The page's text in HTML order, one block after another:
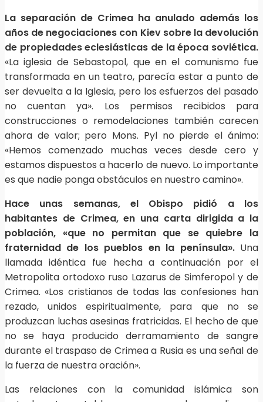
La separación de Crimea ha anulado además los
años de negociaciones con Kiev sobre la devolución
de propiedades eclesiásticas de la época soviética.
«La iglesia de Sebastopol, que en el comunismo fue
transformada en un teatro, parecía estar a punto de
ser devuelta a la Iglesia, pero los esfuerzos del pasado
no cuentan ya». Los permisos recibidos para
construcciones o remodelaciones también carecen
ahora de valor; pero Mons. Pyl no pierde el ánimo:
«Hemos comenzado muchas veces desde cero y
estamos dispuestos a hacerlo de nuevo. Lo importante
es que nadie ponga obstáculos en nuestro camino».
Hace unas semanas, el Obispo pidió a los
habitantes de Crimea, en una carta dirigida a la
población, «que no permitan que se quiebre la
fraternidad de los pueblos en la península».Una
llamada idéntica fue hecha a continuación por el
Metropolita ortodoxo ruso Lazarus de Simferopol y de
Crimea. «Los cristianos de todas las confesiones han
rezado, unidos espiritualmente, para que no se
produzcan luchas asesinas fratricidas. El hecho de que
no se haya producido derramamiento de sangre
durante el traspaso de Crimea a Rusia es una señal de
la fuerza de nuestra oración».
Las relaciones con la comunidad islámica son